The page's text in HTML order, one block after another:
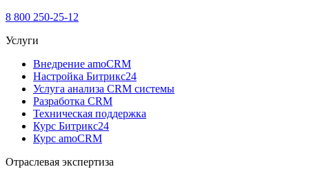
8 800 250-25-12
Услуги
Внедрение amoCRM
Настройка Битрикс24
Услуга анализа CRM системы
Разработка CRM
Техническая поддержка
Курс Битрикс24
Курс amoCRM
Отраслевая экспертиза